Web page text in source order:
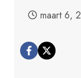
maart 6,